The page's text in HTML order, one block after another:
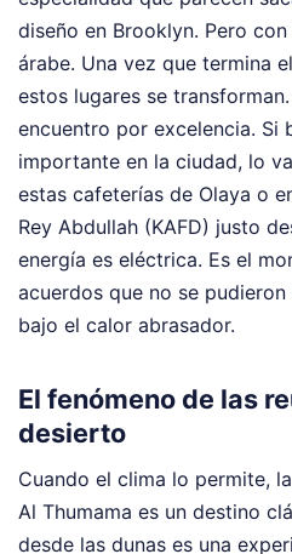
diseño en Brooklyn. Pero
árabe. Una vez que termina
estos lugares se
encuentro por excelencia. Si
importante en la ciudad, lo
estas cafeterías de Olaya o
Rey Abdullah (KAFD) justo
energía es eléctrica. Es el
acuerdos que no se
bajo el calor abrasador.
El fenómeno de las
desierto
Cuando el clima lo permite,
Al Thumama es un destino
desde las dunas es una